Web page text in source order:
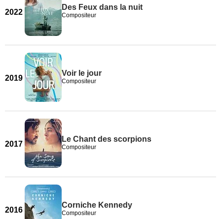
2022
Des Feux dans la nuit
Compositeur
2019
Voir le jour
Compositeur
2017
Le Chant des scorpions
Compositeur
2016
Corniche Kennedy
Compositeur